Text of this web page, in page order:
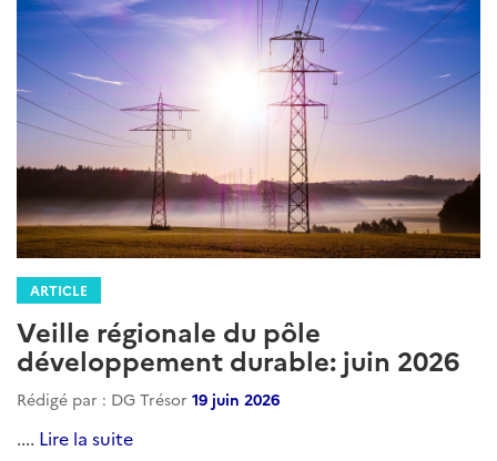
ARTICLE
Veille régionale du pôle
développement durable: juin 2026
Rédigé par : DG Trésor 19 juin 2026
.... Lire la suite